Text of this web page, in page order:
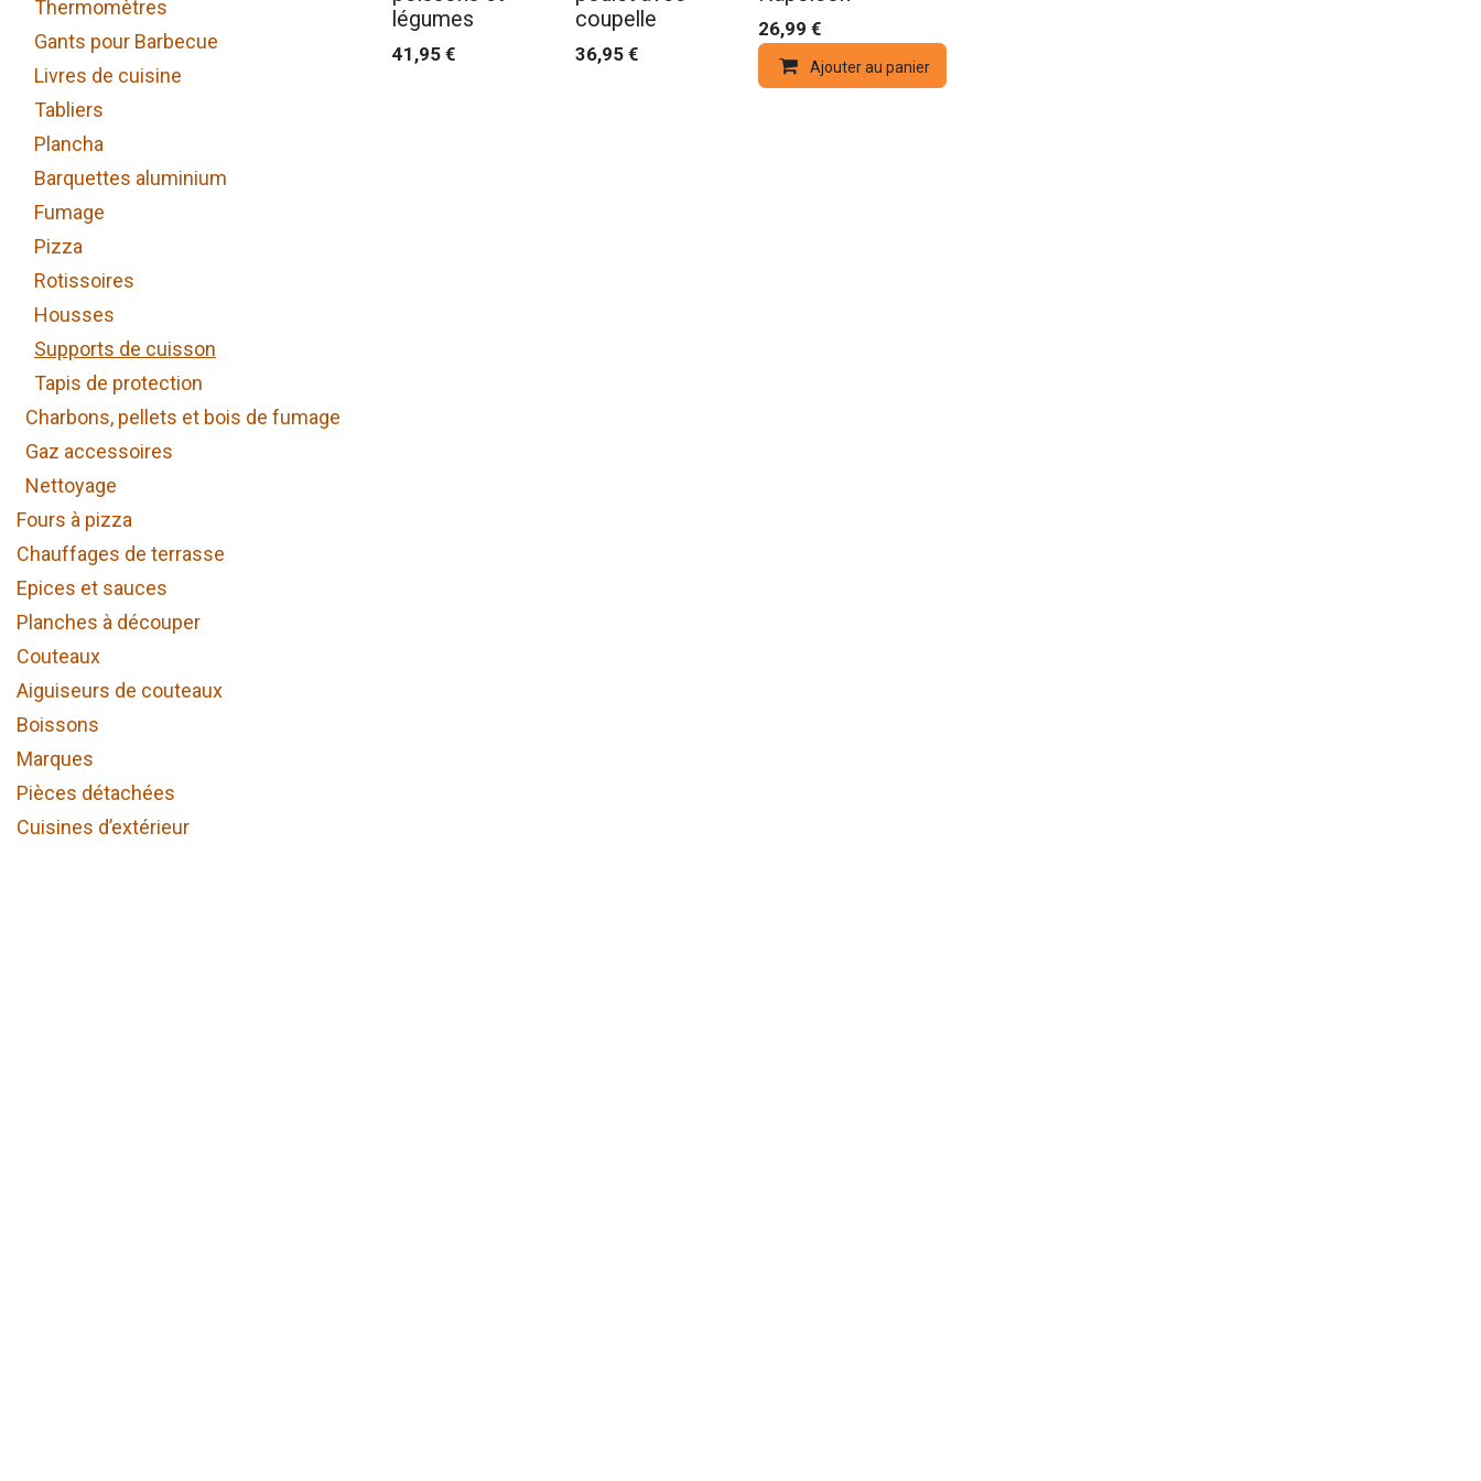
Thermomètres
Gants pour Barbecue
Livres de cuisine
Tabliers
Plancha
Barquettes aluminium
Fumage
Pizza
Rotissoires
Housses
Supports de cuisson
Tapis de protection
Charbons, pellets et bois de fumage
Gaz accessoires
Nettoyage
Fours à pizza
Chauffages de terrasse
Epices et sauces
Planches à découper
Couteaux
Aiguiseurs de couteaux
Boissons
Marques
Pièces détachées
Cuisines d’extérieur
légumes
41,95 €
coupelle
36,95 €
26,99 €
Ajouter au panier